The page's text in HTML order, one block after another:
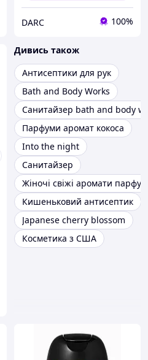
DARC 100%
Дивись також
Антисептики для рук
Bath and Body Works
Санитайзер bath and body
Парфуми аромат кокоса
Into the night
Санитайзер
Жіночі свіжі аромати
Кишеньковий антисептик
Japanese cherry blossom
Косметика з США